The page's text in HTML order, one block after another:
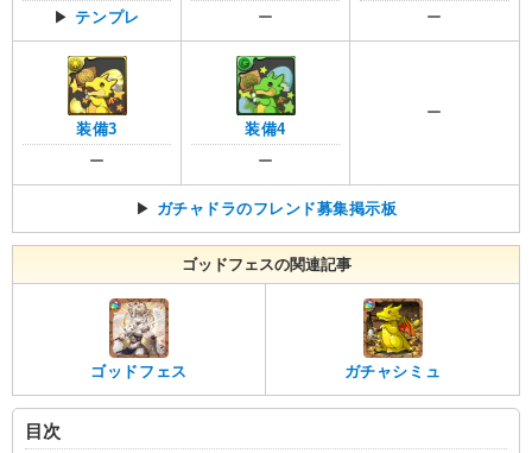
▶テンプレ
ー
ー
装備3
ー
装備4
ー
ー
▶ ガチャドラのフレンド募集掲示板
ゴッドフェスの関連記事
ゴッドフェス ガチャシミュ
目次